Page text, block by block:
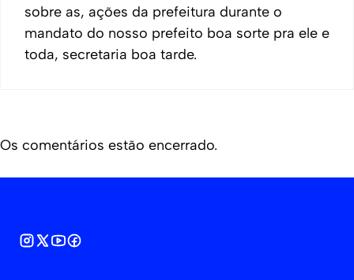
sobre as, ações da prefeitura durante o
mandato do nosso prefeito boa sorte pra ele e
toda, secretaria boa tarde.
Os comentários estão encerrado.